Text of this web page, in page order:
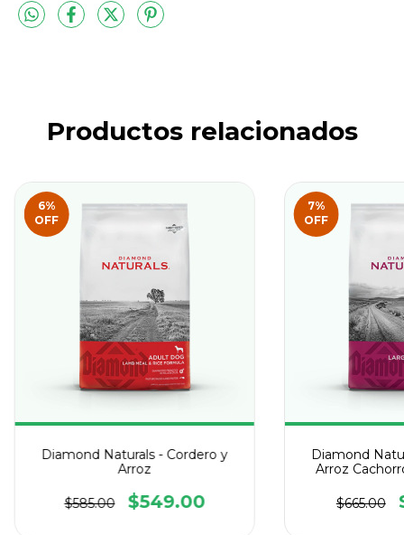
Productos relacionados
6%
OFF
Diamond Naturals - Cordero y
Arroz
$585.00 $549.00
7%
OFF
Diamond
Arroz
$665.00